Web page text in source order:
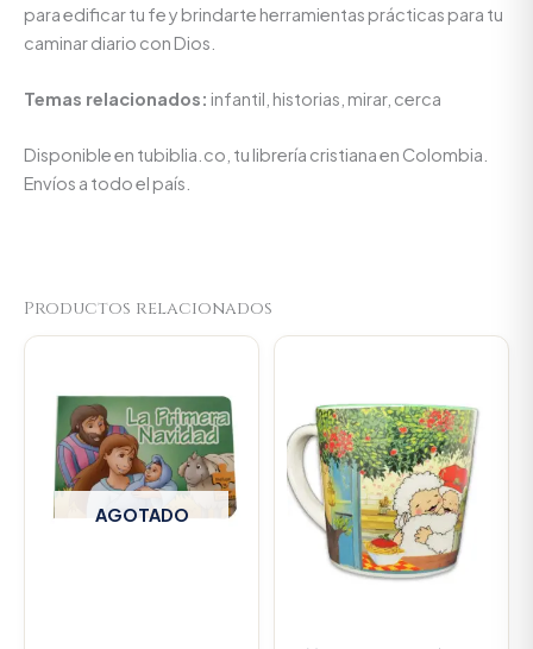
para edificar tu fe y brindarte herramientas prácticas para tu
caminar diario con Dios.
Temas relacionados: infantil, historias, mirar, cerca
Disponible en tubiblia.co, tu librería cristiana en Colombia.
Envíos a todo el país.
Productos relacionados
AGOTADO
$23.000.
Current
$21.850.